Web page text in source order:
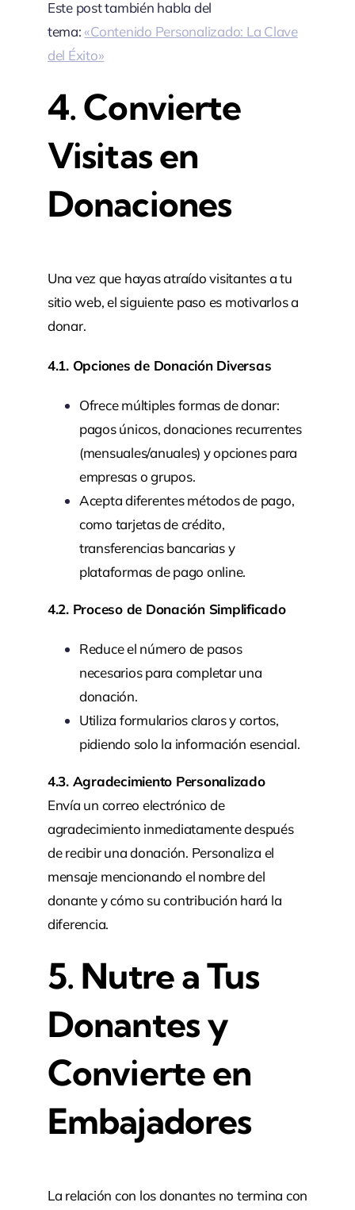
Este post también habla del
tema:«Contenido Personalizado: La Clave
del Éxito»
4. Convierte
Visitas en
Donaciones
Una vez que hayas atraído visitantes a tu
sitio web, el siguiente paso es motivarlos a
donar.
4.1. Opciones de Donación Diversas
Ofrece múltiples formas de donar:
pagos únicos, donaciones recurrentes
(mensuales/anuales) y opciones para
empresas o grupos.
Acepta diferentes métodos de pago,
como tarjetas de crédito,
transferencias bancarias y
plataformas de pago online.
4.2. Proceso de Donación Simplificado
Reduce el número de pasos
necesarios para completar una
donación.
Utiliza formularios claros y cortos,
pidiendo solo la información esencial.
4.3. Agradecimiento Personalizado
Envía un correo electrónico de
agradecimiento inmediatamente después
de recibir una donación. Personaliza el
mensaje mencionando el nombre del
donante y cómo su contribución hará la
diferencia.
5. Nutre a Tus
Donantes y
Convierte en
Embajadores
La relación con los donantes no termina con